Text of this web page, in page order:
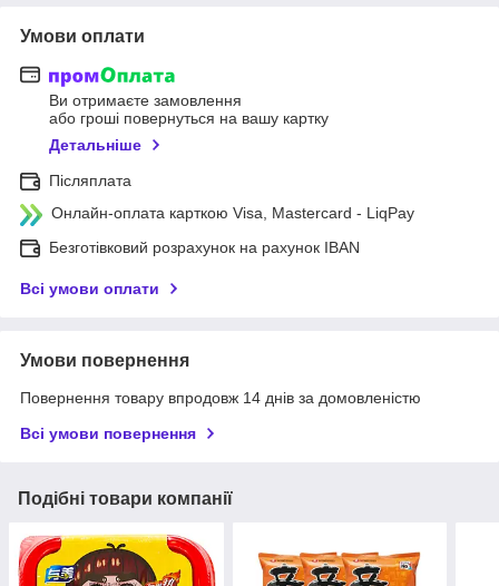
Умови оплати
Ви отримаєте замовлення
або гроші повернуться на вашу картку
Детальніше
Післяплата
Онлайн-оплата карткою Visa, Mastercard - LiqPay
Безготівковий розрахунок на рахунок IBAN
Всі умови оплати
Умови повернення
Повернення товару впродовж 14 днів за домовленістю
Всі умови повернення
Подібні товари компанії